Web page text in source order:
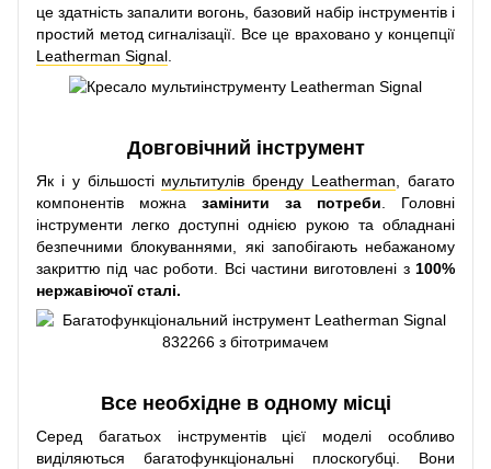
це здатність запалити вогонь, базовий набір інструментів і
простий метод сигналізації. Все це враховано у концепції
Leatherman Signal
Довговічний інструмент
Як і у більшості мультитулів бренду Leatherman, багато
компонентів можна замінити за потреби. Головні
інструменти легко доступні однією рукою та обладнані
безпечними блокуваннями, які запобігають небажаному
закриттю під час роботи. Всі частини виготовлені з 100%
нержавіючої сталі.
Все необхідне в одному місці
Серед багатьох інструментів цієї моделі особливо
виділяються багатофункціональні плоскогубці. Вони